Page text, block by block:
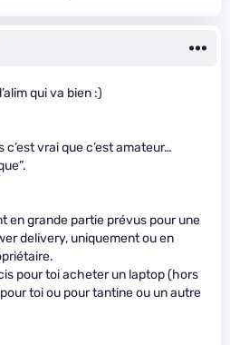
qui va bien :)
vrai que c’est amateur…
en grande partie prévus pour une
delivery, uniquement ou en
pour toi acheter un laptop (hors
toi ou pour tantine ou un autre